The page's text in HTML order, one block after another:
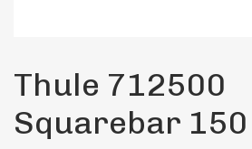
Kemi
Dæk & Fælge
Thule 712500
Squarebar 150